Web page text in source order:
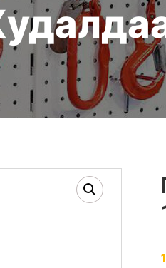
Гинж –
1